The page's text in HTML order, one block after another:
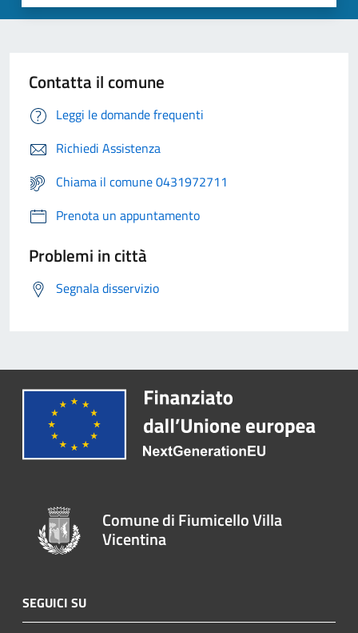
Contatta il comune
Leggi le domande frequenti
Richiedi Assistenza
Chiama il comune 0431972711
Prenota un appuntamento
Problemi in città
Segnala disservizio
Comune di Fiumicello Villa
Vicentina
SEGUICI SU